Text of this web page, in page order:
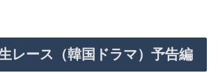
レース（韓国ドラマ）予告編